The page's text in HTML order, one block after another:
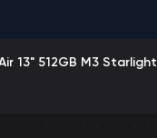
13" 512GB M3 Starlight